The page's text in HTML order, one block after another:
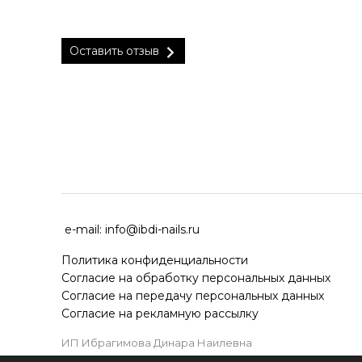
Оставить отзыв
e-mail: info@ibdi-nails.ru
Политика конфиденциальности
Согласие на обработку персональных данных
Согласие на передачу персональных данных
Согласие на рекламную рассылку
ИП Ибрагимова Динара Наилевна
ИНН 590418192130